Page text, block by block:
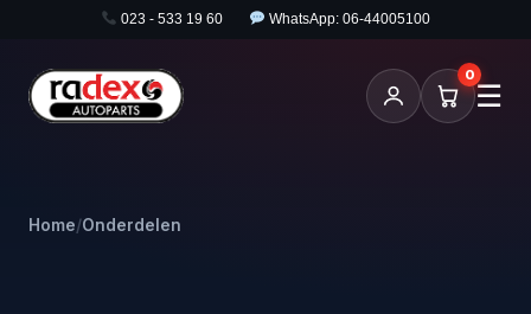
023 - 533 19 60 WhatsApp: 06-44005100
0
☰
Home/Onderdelen